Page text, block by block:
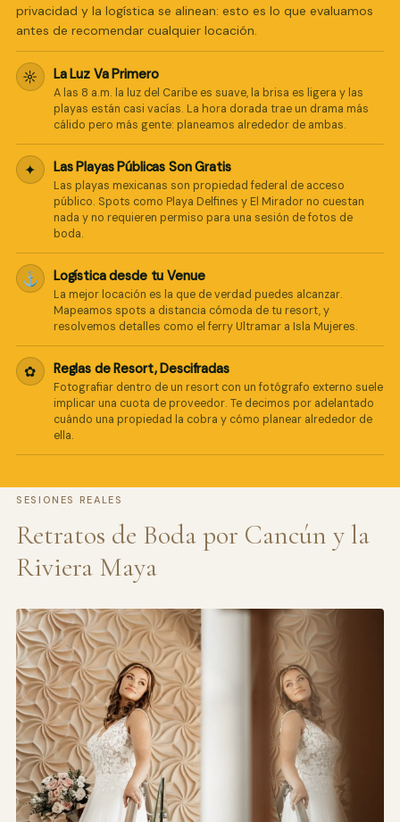
privacidad y la logística se alinean: esto es lo que evaluamos
antes de recomendar cualquier locación.
☼ La Luz Va Primero
A las 8 a.m. la luz del Caribe es suave, la brisa es ligera y las
playas están casi vacías. La hora dorada trae un drama más
cálido pero más gente: planeamos alrededor de ambas.
✦ Las Playas Públicas Son Gratis
Las playas mexicanas son propiedad federal de acceso
público. Spots como Playa Delfines y El Mirador no cuestan
nada y no requieren permiso para una sesión de fotos de
boda.
⚓ Logística desde tu Venue
La mejor locación es la que de verdad puedes alcanzar.
Mapeamos spots a distancia cómoda de tu resort, y
resolvemos detalles como el ferry Ultramar a Isla Mujeres.
✿ Reglas de Resort, Descifradas
Fotografiar dentro de un resort con un fotógrafo externo suele
implicar una cuota de proveedor. Te decimos por adelantado
cuándo una propiedad la cobra y cómo planear alrededor de
ella.
SESIONES REALES
Retratos de Boda por Cancún y la
Riviera Maya
Pro Art Photographers